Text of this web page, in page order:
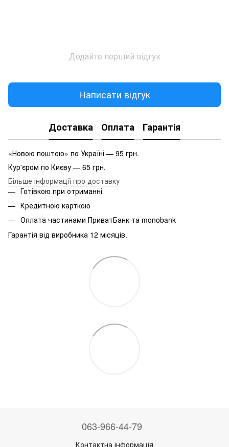
Додайте перший відгук
Написати відгук
Доставка Оплата Гарантія
«Новою поштою» по Україні — 95 грн.
Кур'єром по Києву — 65 грн.
Більше інформації про доставку
Готівкою при отриманні
Кредитною карткою
Оплата частинами ПриватБанк та monobank
Гарантія від виробника 12 місяців.
063-966-44-79
Контактна інформація